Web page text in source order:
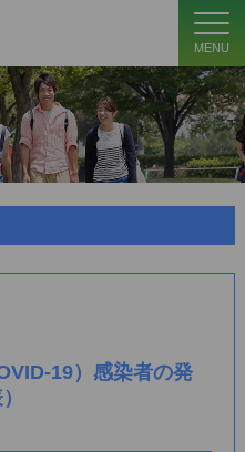
MENU
19）感染者の発